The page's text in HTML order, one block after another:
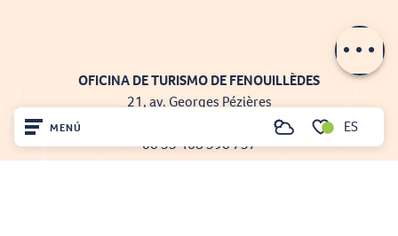
MENÚ
Voir les favoris
Buscar ES
OFICINA DE TURISMO DE FENOUILLÈDES
21, av. Georges Pézières
66220 SAINT-PAUL-DE-FENOUILLET
00 33 468 590 757